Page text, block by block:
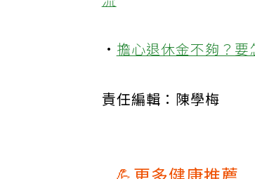
流
·擔心退休金不夠？
責任編輯：陳學梅